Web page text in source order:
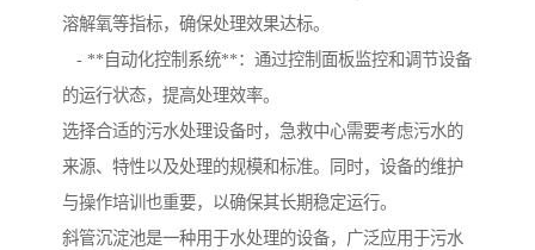
溶解氧等指标，确保处理效果达标。
- **自动化控制系统**：通过控制面板监控和调节设备
的运行状态，提高处理效率。
选择合适的污水处理设备时，急救中心需要考虑污水的
来源、特性以及处理的规模和标准。同时，设备的维护
与操作培训也重要，以确保其长期稳定运行。
斜管沉淀池是一种用于水处理的设备，广泛应用于污水